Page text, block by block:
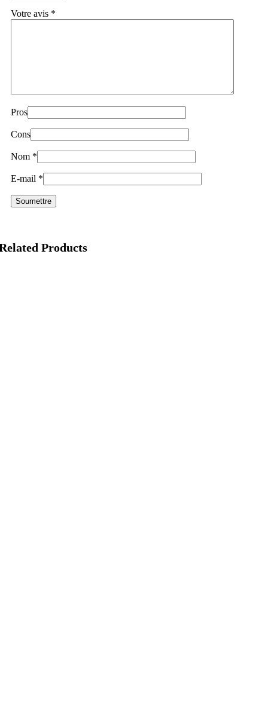
Votre avis *
Pros
Cons
Nom *
E-mail *
Products